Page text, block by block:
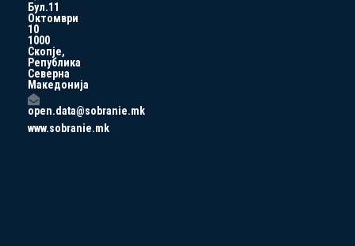
Бул.11
Октомври
10
1000
Скопје,
Република
Северна
Македонија
open.data@sobranie.mk
www.sobranie.mk